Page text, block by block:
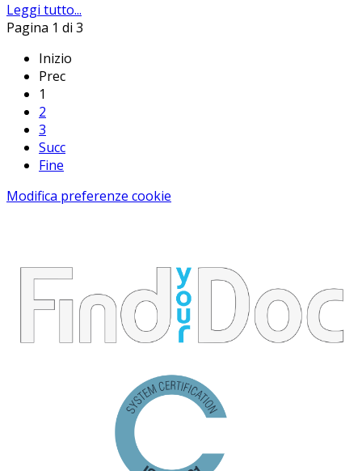
Leggi tutto...
Pagina 1 di 3
Inizio
Prec
1
2
3
Succ
Fine
Modifica preferenze cookie